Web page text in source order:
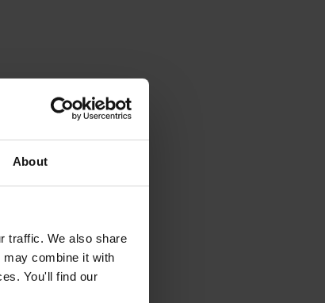
About
traffic. We also share
combine it with
You'll find our